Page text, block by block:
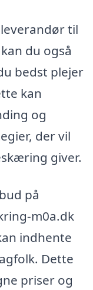
til
du også
bedst plejer
kan
og
der vil
giver.
på
m0a.dk
indhente
Dette
priser og